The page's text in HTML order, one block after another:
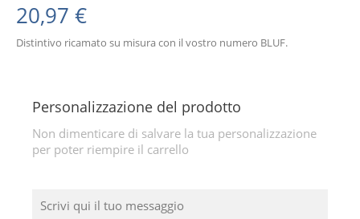
20,97 €
Distintivo ricamato su misura con il vostro numero BLUF.
Personalizzazione del prodotto
Non dimenticare di salvare la tua personalizzazione
per poter riempire il carrello